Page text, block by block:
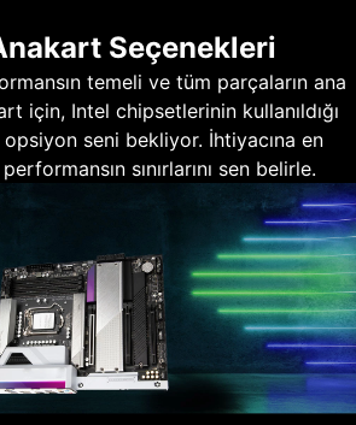
Seçenekleri
temeli ve tüm parçaların ana
için, Intel chipsetlerinin kullanıldığı
seni bekliyor. İhtiyacına en
sınırlarını sen belirle.